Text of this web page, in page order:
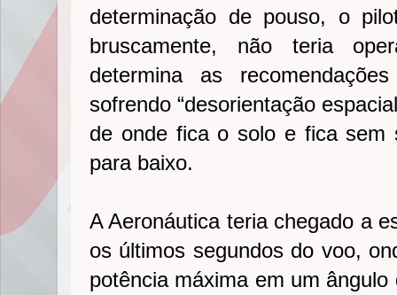
determinação de pouso, o
bruscamente, não teria
determina as
sofrendo “desorientação
de onde fica o solo e fica sem
para baixo.
A Aeronáutica teria chegado a
os últimos segundos do voo,
potência máxima em um